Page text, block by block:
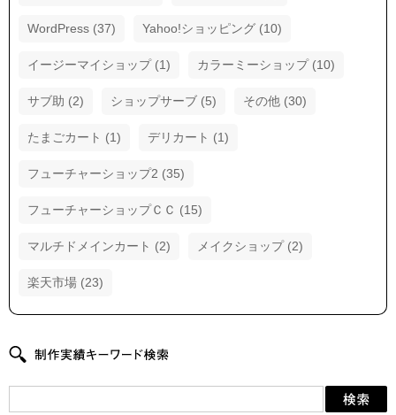
WordPress (37) Yahoo!ショッピング (10)
イージーマイショップ (1) カラーミーショップ (10)
サブ助 (2) ショップサーブ (5) その他 (30)
たまごカート (1) デリカート (1)
フューチャーショップ2 (35)
フューチャーショップＣＣ (15)
マルチドメインカート (2) メイクショップ (2)
楽天市場 (23)